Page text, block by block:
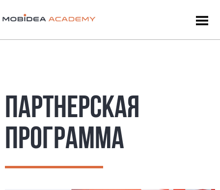
ПАРТНЕРСКАЯ
ПРОГРАММА